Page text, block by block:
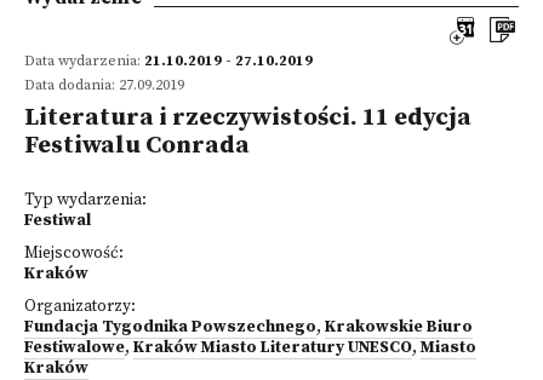
Data wydarzenia: 21.10.2019 - 27.10.2019
Data dodania: 27.09.2019
Literatura i rzeczywistości. 11 edycja
Festiwalu Conrada
Typ wydarzenia:
Festiwal
Miejscowość:
Kraków
Organizatorzy:
Fundacja Tygodnika Powszechnego, Krakowskie Biuro
Festiwalowe, Kraków Miasto Literatury UNESCO,Miasto
Kraków